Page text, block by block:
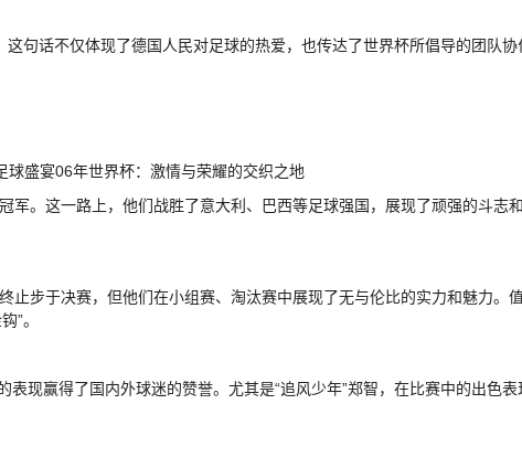
这句话不仅体现了德国人民对足球的热爱，也传达了世界杯所倡导的团队协
军。这一路上，他们战胜了意大利、巴西等足球强国，展现了顽强的斗志
止步于决赛，但他们在小组赛、淘汰赛中展现了无与伦比的实力和魅力。
”。
表现赢得了国内外球迷的赞誉。尤其是“追风少年”郑智，在比赛中的出色表